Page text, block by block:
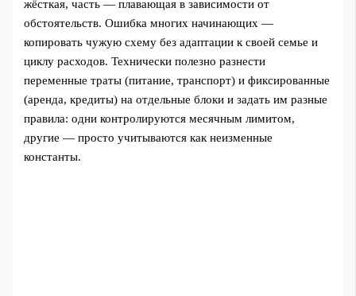
жёсткая, часть — плавающая в зависимости от
обстоятельств. Ошибка многих начинающих —
копировать чужую схему без адаптации к своей семье и
циклу расходов. Технически полезно разнести
переменные траты (питание, транспорт) и фиксированные
(аренда, кредиты) на отдельные блоки и задать им разные
правила: одни контролируются месячным лимитом,
другие — просто учитываются как неизменные
константы.